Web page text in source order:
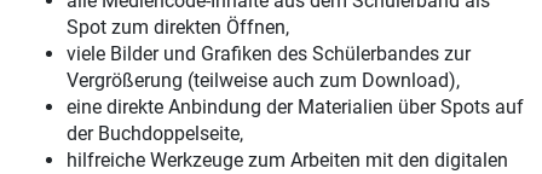
Spot zum direkten Öffnen,
viele Bilder und Grafiken des Schülerbandes zur
Vergrößerung (teilweise auch zum Download),
eine direkte Anbindung der Materialien über Spots auf
der Buchdoppelseite,
hilfreiche Werkzeuge zum Arbeiten mit den digitalen